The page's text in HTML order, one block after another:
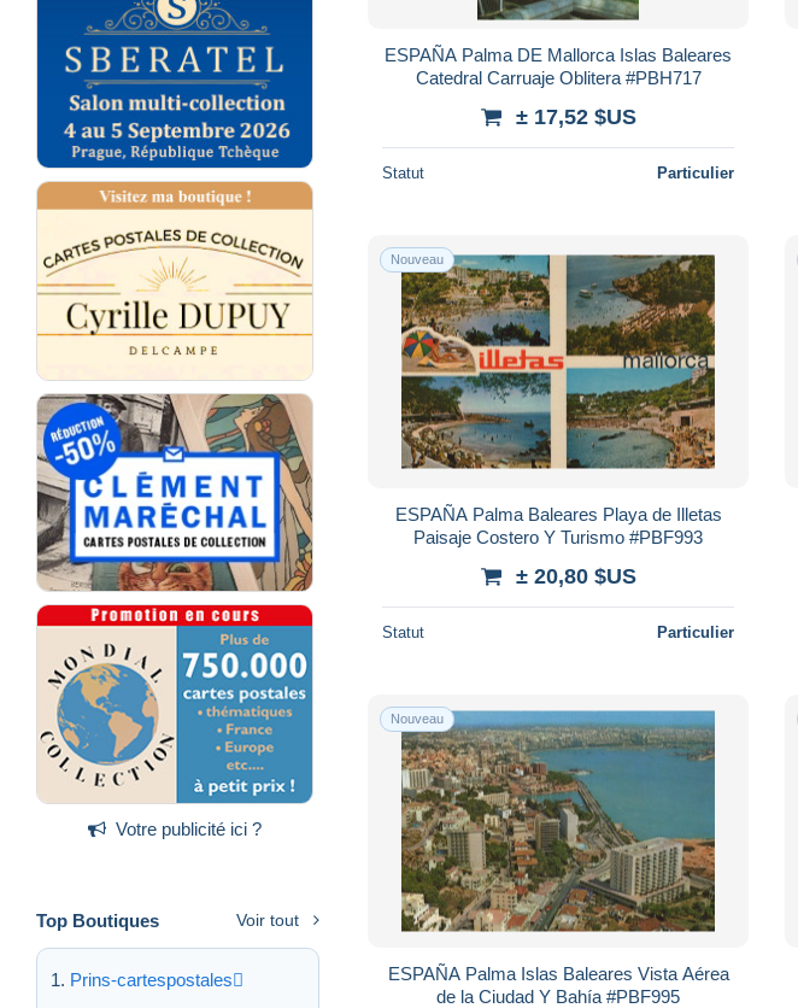
Votre publicité ici ?
Top Boutiques Voir tout
Prins-cartespostales
ESPAÑA Palma DE Mallorca Islas Baleares
Catedral Carruaje Oblitera #PBH717
± 17,52 $US
Statut Particulier
Nouveau
ESPAÑA Palma Baleares Playa de Illetas
Paisaje Costero Y Turismo #PBF993
± 20,80 $US
Statut Particulier
Nouveau
ESPAÑA Palma Islas Baleares Vista Aérea
de la Ciudad Y Bahía #PBF995